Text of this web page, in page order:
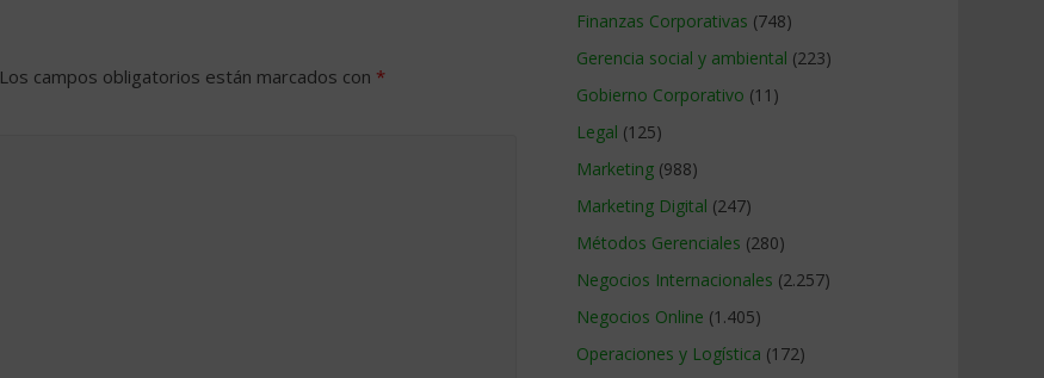
Los campos obligatorios están marcados con *
Finanzas Corporativas (748)
Gerencia social y ambiental (223)
Gobierno Corporativo (11)
Legal (125)
Marketing (988)
Marketing Digital (247)
Métodos Gerenciales (280)
Negocios Internacionales (2.257)
Negocios Online (1.405)
Operaciones y Logística (172)